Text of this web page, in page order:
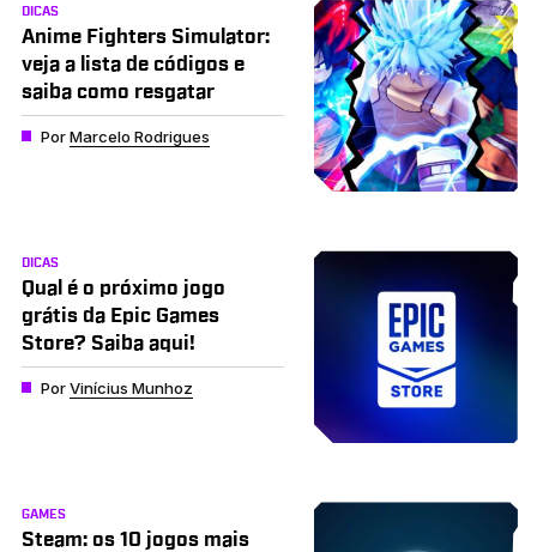
DICAS
Anime Fighters Simulator:
veja a lista de códigos e
saiba como resgatar
PorMarcelo Rodrigues
DICAS
Qual é o próximo jogo
grátis da Epic Games
Store? Saiba aqui!
PorVinícius Munhoz
GAMES
Steam: os 10 jogos mais